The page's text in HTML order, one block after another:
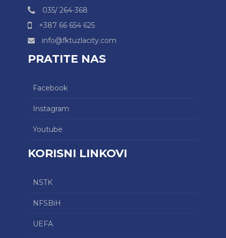
035/ 264-368
+387 66 654 625
info@fktuzlacity.com
PRATITE NAS
Facebook
Instagram
Youtube
KORISNI LINKOVI
NSTK
NFSBiH
UEFA